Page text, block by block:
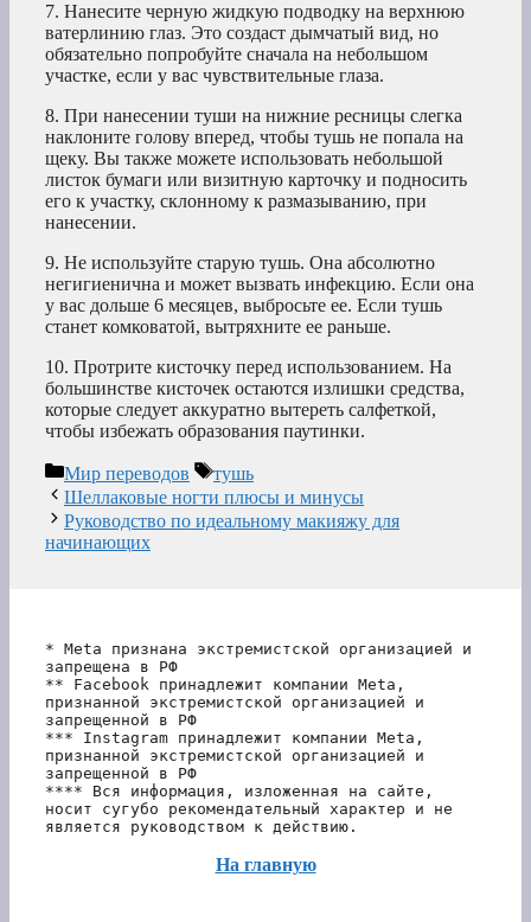
7. Нанесите черную жидкую подводку на верхнюю
ватерлинию глаз. Это создаст дымчатый вид, но
обязательно попробуйте сначала на небольшом
участке, если у вас чувствительные глаза.
8. При нанесении туши на нижние ресницы слегка
наклоните голову вперед, чтобы тушь не попала на
щеку. Вы также можете использовать небольшой
листок бумаги или визитную карточку и подносить
его к участку, склонному к размазыванию, при
нанесении.
9. Не используйте старую тушь. Она абсолютно
негигиенична и может вызвать инфекцию. Если она
у вас дольше 6 месяцев, выбросьте ее. Если тушь
станет комковатой, вытряхните ее раньше.
10. Протрите кисточку перед использованием. На
большинстве кисточек остаются излишки средства,
которые следует аккуратно вытереть салфеткой,
чтобы избежать образования паутинки.
Рубрики
Мир переводов Метки
тушь
Шеллаковые ногти плюсы и минусы
Руководство по идеальному макияжу для
начинающих
* Meta признана экстремистской организацией и
запрещена в РФ
** Facebook принадлежит компании Meta,
признанной экстремистской организацией и
запрещенной в РФ
*** Instagram принадлежит компании Meta,
признанной экстремистской организацией и
запрещенной в РФ
**** Вся информация, изложенная на сайте,
носит сугубо рекомендательный характер и не
является руководством к действию.
На главную